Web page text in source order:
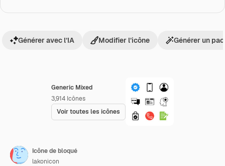
Generic Mixed
3,914 Icônes
Voir toutes les icônes
Générer avec l’IA Modifier l’icône Générer un
Icône de bloqué
lakonicon